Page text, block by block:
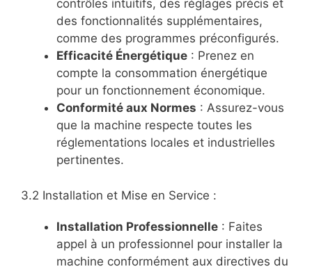
contrôles intuitifs, des réglages précis et
des fonctionnalités supplémentaires,
comme des programmes préconfigurés.
Efficacité Énergétique : Prenez en
compte la consommation énergétique
pour un fonctionnement économique.
Conformité aux Normes : Assurez-vous
que la machine respecte toutes les
réglementations locales et industrielles
pertinentes.
3.2 Installation et Mise en Service :
Installation Professionnelle : Faites
appel à un professionnel pour installer la
machine conformément aux directives du